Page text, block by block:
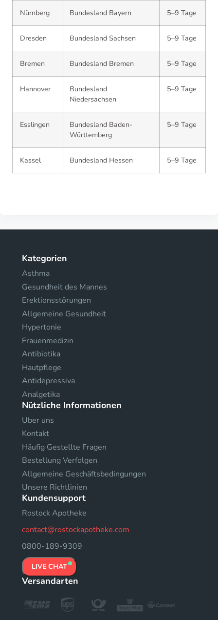
Nürnberg Bundesland Bayern 5–9 Tage
Dresden Bundesland Sachsen 5–9 Tage
Bremen Bundesland Bremen 5–9 Tage
Hannover
Bundesland
Niedersachsen
5–9 Tage
Esslingen
Bundesland Baden-
Württemberg
5–9 Tage
Kassel Bundesland Hessen 5–9 Tage
Kategorien
Asthma
Gesundheit des Mannes
Erektionsstörungen
Allgemeine Gesundheit
Hypertonie
Frauenmedizin
Antibiotika
Hautpflege
Antidepressiva
Analgetika
Nützliche Informationen
Uber uns
Kontakt
Häufig Gestellte Fragen
Bestellung Verfolgen
Allgemeine Geschäftsbedingungen
Unsere Richtlinien
Kundensupport
Rostock Apotheke
contact@rostockapotheke.com
0800-189-9309
LIVE CHAT
Versandarten